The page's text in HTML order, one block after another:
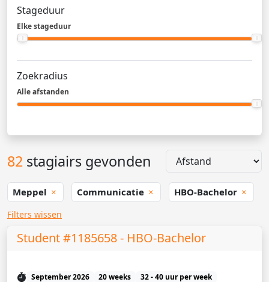
Stageduur
Elke stageduur
Zoekradius
Alle afstanden
82 stagiairs gevonden
Meppel Communicatie HBO-Bachelor
Filters wissen
Student #1185658 - HBO-Bachelor
September 2026 20 weeks
32 - 40 uur per week